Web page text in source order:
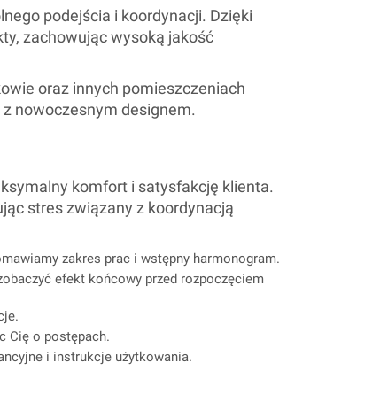
podejścia i koordynacji. Dzięki
zachowując wysoką jakość
oraz innych pomieszczeniach
nowoczesnym designem.
komfort i satysfakcję klienta.
stres związany z koordynacją
zakres prac i wstępny harmonogram.
efekt końcowy przed rozpoczęciem
Cię o postępach.
i instrukcje użytkowania.